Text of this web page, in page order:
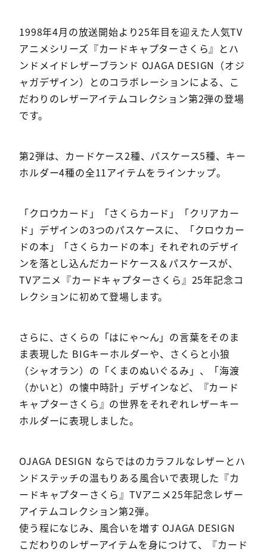
1998年4月の放送開始より25年目を迎えた人気TV
アニメシリーズ『カードキャプターさくら』とハ
ンドメイドレザーブランド OJAGA DESIGN（オジ
ャガデザイン）とのコラボレーションによる、こ
だわりのレザーアイテムコレクション第2弾の登場
です。
第2弾は、カードケース2種、パスケース5種、キー
ホルダー4種の全11アイテムをラインナップ。
「クロウカード」「さくらカード」「クリアカー
ド」デザインの3つのパスケースに、「クロウカー
ドの本」「さくらカードの本」それぞれのデザイ
ンを落とし込んだカードケース＆パスケースが、
TVアニメ『カードキャプターさくら』25年記念コ
レクションに初めて登場します。
さらに、さくらの「はにゃ〜ん」の言葉をそのま
ま表現した BIGキーホルダーや、さくらと小狼
（シャオラン）の「くまのぬいぐるみ」、「海渡
（かいと）の懐中時計」デザインなど、『カード
キャプターさくら』の世界をそれぞれレザーキー
ホルダーに表現しました。
OJAGA DESIGN ならではのカラフルなレザーとハ
ンドステッチの温もりある風合いで表現した『カ
ードキャプターさくら』TVアニメ25年記念レザー
アイテムコレクション第2弾。
使う程になじみ、風合いを増す OJAGA DESIGN
こだわりのレザーアイテムを身につけて、『カード